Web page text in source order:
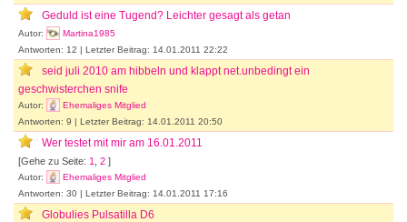
Geduld ist eine Tugend? Leichter gesagt als getan
Autor:
Martina1985
Antworten: 12 | Letzter Beitrag: 14.01.2011 22:22
seid juli 2010 am hibbeln und klappt net.unbedingt ein
geschwisterchen snife
Autor:
Ehemaliges Mitglied
Antworten: 9 | Letzter Beitrag: 14.01.2011 20:50
Wer testet mit mir am 16.01.2011
[Gehe zu Seite: 1 2 ]
Autor:
Ehemaliges Mitglied
Antworten: 30 | Letzter Beitrag: 14.01.2011 17:16
Globulies Pulsatilla D6